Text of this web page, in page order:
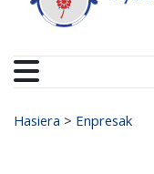
Search for:
Hasiera > Enpresak